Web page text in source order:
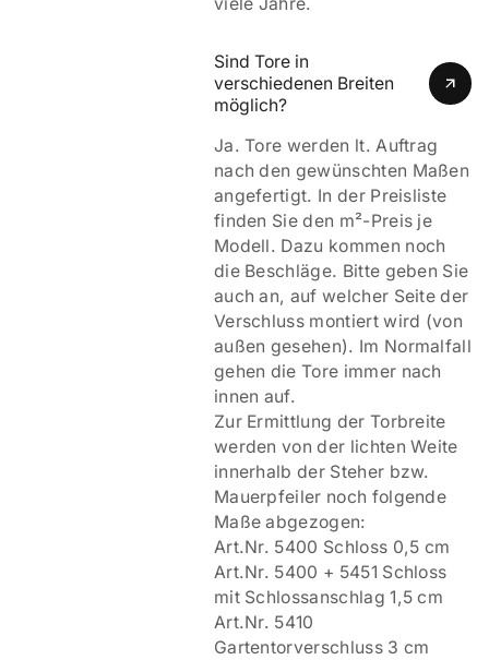
Sind Tore in
verschiedenen Breiten
möglich?
Ja. Tore werden lt. Auftrag
nach den gewünschten Maßen
angefertigt. In der Preisliste
finden Sie den m²-Preis je
Modell. Dazu kommen noch
die Beschläge. Bitte geben Sie
auch an, auf welcher Seite der
Verschluss montiert wird (von
außen gesehen). Im Normalfall
gehen die Tore immer nach
innen auf.
Zur Ermittlung der Torbreite
werden von der lichten Weite
innerhalb der Steher bzw.
Mauerpfeiler noch folgende
Maße abgezogen:
Art.Nr. 5400 Schloss 0,5 cm
Art.Nr. 5400 + 5451 Schloss
mit Schlossanschlag 1,5 cm
Art.Nr. 5410
Gartentorverschluss 3 cm